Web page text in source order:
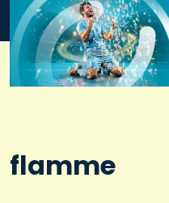
flamme